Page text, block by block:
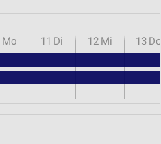
Mo 11 Di 12 Mi 13 Do